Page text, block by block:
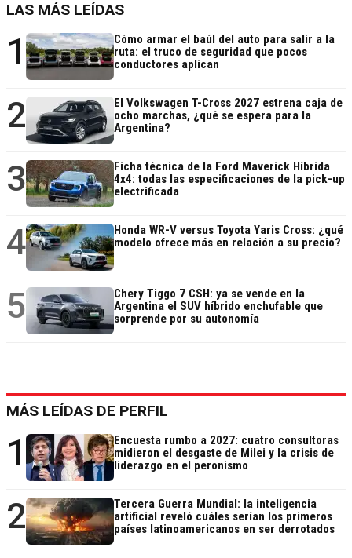
LAS MÁS LEÍDAS
1
Cómo armar el baúl del auto para salir a la
ruta: el truco de seguridad que pocos
conductores aplican
2
El Volkswagen T-Cross 2027 estrena caja de
ocho marchas, ¿qué se espera para la
Argentina?
3
Ficha técnica de la Ford Maverick Híbrida
4x4: todas las especificaciones de la pick-up
electrificada
4
Honda WR-V versus Toyota Yaris Cross: ¿qué
modelo ofrece más en relación a su precio?
5
Chery Tiggo 7 CSH: ya se vende en la
Argentina el SUV híbrido enchufable que
sorprende por su autonomía
MÁS LEÍDAS DE PERFIL
1
Encuesta rumbo a 2027: cuatro consultoras
midieron el desgaste de Milei y la crisis de
liderazgo en el peronismo
2
Tercera Guerra Mundial: la inteligencia
artificial reveló cuáles serían los primeros
países latinoamericanos en ser derrotados